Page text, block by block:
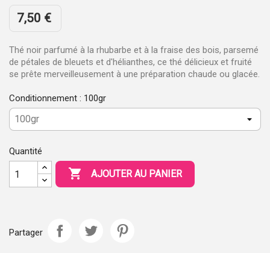
7,50 €
Thé noir parfumé à la rhubarbe et à la fraise des bois, parsemé
de pétales de bleuets et d'hélianthes, ce thé délicieux et fruité
se prête merveilleusement à une préparation chaude ou glacée.
Conditionnement : 100gr
Quantité
 AJOUTER AU PANIER
Partager